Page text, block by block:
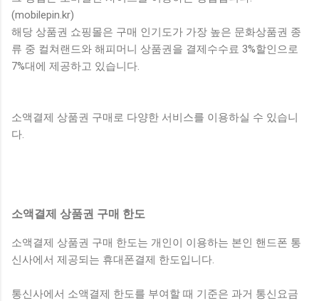
(mobilepin.kr)
해당 상품권 쇼핑몰은 구매 인기도가 가장 높은 문화상품권 종
류 중 컬쳐랜드와 해피머니 상품권을 결제수수료 3%할인으로
7%대에 제공하고 있습니다.
소액결제 상품권 구매로 다양한 서비스를 이용하실 수 있습니
다.
소액결제 상품권 구매 한도
소액결제 상품권 구매 한도는 개인이 이용하는 본인 핸드폰 통
신사에서 제공되는 휴대폰결제 한도입니다.
통신사에서 소액결제 한도를 부여할 때 기준은 과거 통신요금